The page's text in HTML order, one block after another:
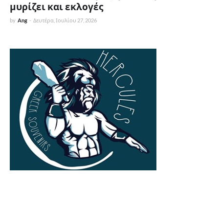
μυρίζει και εκλογές
by Ang - Δευτέρα, Ιουλίου 27, 2026